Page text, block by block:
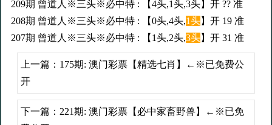
209期 曾道人※三头※必中特 : 【4头,1头,3头】开 ?? 准
208期 曾道人※三头※必中特 : 【0头,4头,1头】开 19 准
207期 曾道人※三头※必中特 : 【1头,2头,3头】开 31 准
上一篇： 175期: 澳门彩票【精选七肖】←※已免费公
开
下一篇： 221期: 澳门彩票【必中家畜野兽】←※已免